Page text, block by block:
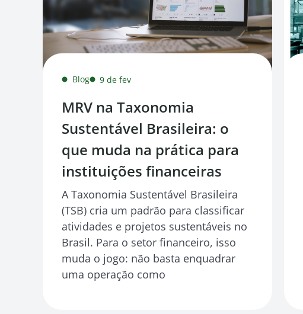
Blog 9 de fev
MRV na Taxonomia
Sustentável Brasileira: o
que muda na prática para
instituições financeiras
A Taxonomia Sustentável Brasileira
(TSB) cria um padrão para classificar
atividades e projetos sustentáveis no
Brasil. Para o setor financeiro, isso
muda o jogo: não basta enquadrar
uma operação como